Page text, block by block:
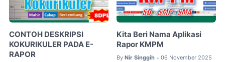
CONTOH DESKRIPSI
KOKURIKULER PADA E-
RAPOR
Kita Beri Nama Aplikasi
Rapor KMPM
By Nir Singgih • 06 November 2025